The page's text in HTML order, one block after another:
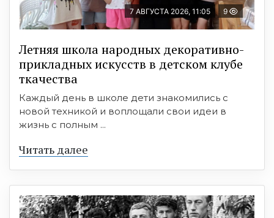
7 АВГУСТА 2026, 11:05 9
Летняя школа народных декоративно-
прикладных искусств в детском клубе
ткачества
Каждый день в школе дети знакомились с
новой техникой и воплощали свои идеи в
жизнь с полным ...
Читать далее